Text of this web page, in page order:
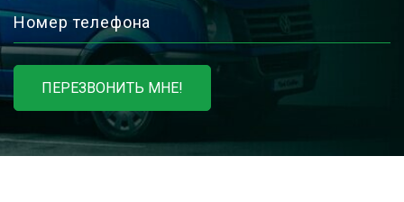
Номер телефона
ПЕРЕЗВОНИТЬ МНЕ!